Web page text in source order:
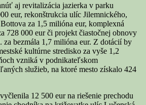
aj revitalizácia jazierka v parku
eur, rekonštrukcia ulíc Jilemnického,
za 1,5 milióna eur, komplexná
728 000 eur či projekt čiastočnej obnovy
za bezmála 1,7 milióna eur. Z dotácií by
kultúrne stredisko za vyše 1,2
vzniká v podnikateľskom
služieb, na ktoré mesto získalo 424
12 500 eur na riešenie prechodu